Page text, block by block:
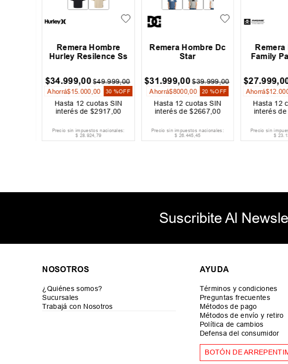
Remera Hombre
Hurley Resilence Ss
$34.999,00$49.999,00
Ahorrá$15.000,00 30 %OFF
Hasta12cuotas SIN
interés de$2917,00
Precio sin impuestos nacionales:
28.924,79
Remera Hombre Dc
Star
$31.999,00$39.999,00
Ahorrá$8000,00 20 %OFF
Hasta12cuotas SIN
interés de$2667,00
Precio sin impuestos nacionales:
26.445,45
Remera
Family
$27.999,00
Ahorrá$12.000,
Hasta12
interés de
Precio sin
23.
Suscribite Al
NOSOTROS
¿Quiénes somos?
Sucursales
Trabajá con Nosotros
AYUDA
Términos y condiciones
Preguntas frecuentes
Métodos de pago
Métodos de envío y retiro
Política de cambios
Defensa del consumidor
BOTÓN DE